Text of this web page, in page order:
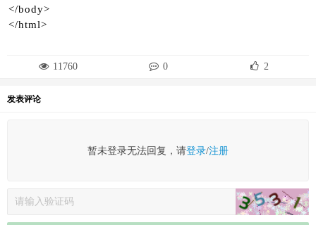
</body>
</html>
11760 0 2
发表评论
暂未登录无法回复，请登录/注册